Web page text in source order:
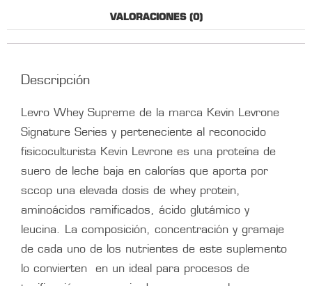
VALORACIONES (0)
Descripción
Levro Whey Supreme de la marca Kevin Levrone
Signature Series y perteneciente al reconocido
fisicoculturista Kevin Levrone es una proteína de
suero de leche baja en calorías que aporta por
sccop una elevada dosis de whey protein,
aminoácidos ramificados, ácido glutámico y
leucina. La composición, concentración y gramaje
de cada uno de los nutrientes de este suplemento
lo convierten en un ideal para procesos de